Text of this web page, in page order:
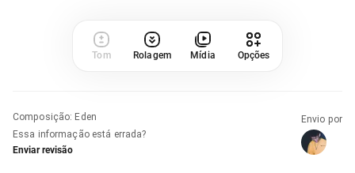
Tom Rolagem Mídia Opções
Composição: Eden
Essa informação está errada?
Enviar revisão
Envio por